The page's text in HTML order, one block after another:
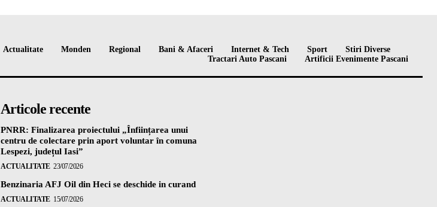
Actualitate Monden Regional Bani & Afaceri Internet & Tech Sport
Stiri Diverse
Tractari Auto Pascani
Artificii Evenimente Pascani
Articole recente
PNRR: Finalizarea proiectului „Înființarea unui
centru de colectare prin aport voluntar în comuna
Lespezi, județul Iasi”
ACTUALITATE 23/07/2026
Benzinaria AFJ Oil din Heci se deschide in curand
ACTUALITATE 15/07/2026